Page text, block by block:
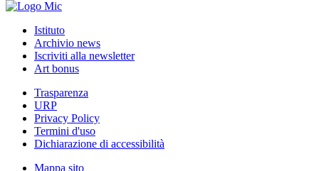
Istituto
Archivio news
Iscriviti alla newsletter
Art bonus
Trasparenza
URP
Privacy Policy
Termini d'uso
Dichiarazione di accessibilità
Mappa sito